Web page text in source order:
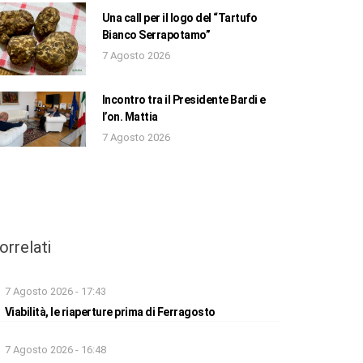
Una call per il logo del “Tartufo
Bianco Serrapotamo”
7 Agosto 2026
Incontro tra il Presidente Bardi e
l’on. Mattia
7 Agosto 2026
7 Agosto 2026 - 17:43
Viabilità, le riaperture prima di Ferragosto
7 Agosto 2026 - 16:48